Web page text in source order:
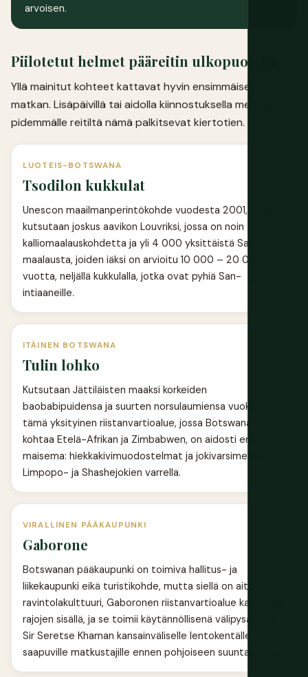
arvoisen.
Piilotetut helmet pääreitin ulkopuolella
Yllä mainitut kohteet kattavat hyvin ensimmäisen
matkan. Lisäpäivillä tai aidolla kiinnostuksella mennä
pidemmälle reitiltä nämä palkitsevat kiertotien.
LUOTEIS-BOTSWANA
Tsodilon kukkulat
Unescon maailmanperintökohde vuodesta 2001, jota
kutsutaan joskus aavikon Louvriksi, jossa on noin 400
kalliomaalauskohdetta ja yli 4 000 yksittäistä San-
maalausta, joiden iäksi on arvioitu 10 000 – 20 000
vuotta, neljällä kukkulalla, jotka ovat pyhiä San-
intiaaneille.
ITÄINEN BOTSWANA
Tulin lohko
Kutsutaan Jättiläisten maaksi korkeiden
baobabipuidensa ja suurten norsulaumiensa vuoksi,
tämä yksityinen riistanvartioalue, jossa Botswana
kohtaa Etelä-Afrikan ja Zimbabwen, on aidosti erilainen
maisema: hiekkakivimuodostelmat ja jokivarsimetsät
Limpopo- ja Shashejokien varrella.
VIRALLINEN PÄÄKAUPUNKI
Gaborone
Botswanan pääkaupunki on toimiva hallitus- ja
liikekaupunki eikä turistikohde, mutta siellä on aito
ravintolakulttuuri, Gaboronen riistanvartioalue kaupungin
rajojen sisällä, ja se toimii käytännöllisenä välipysäkkinä
Sir Seretse Khaman kansainväliselle lentokentälle
saapuville matkustajille ennen pohjoiseen suuntaamista.